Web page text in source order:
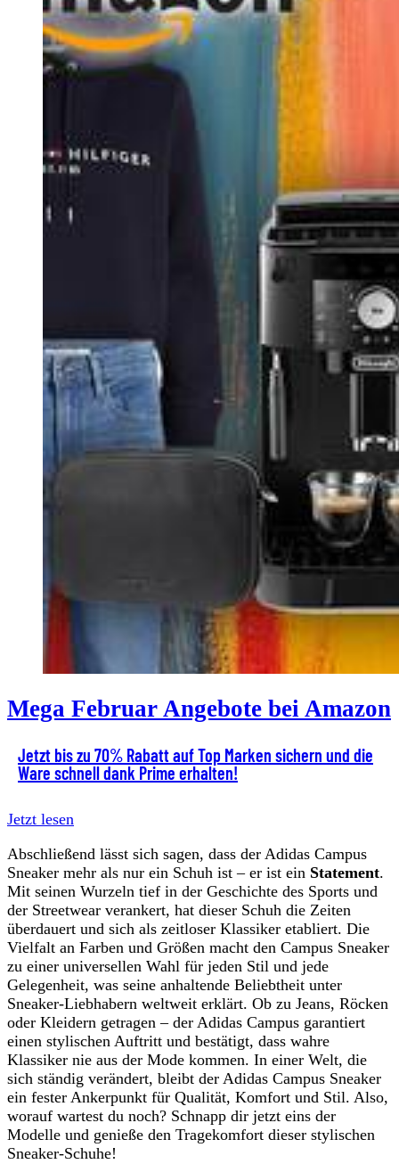
Mega Februar Angebote bei Amazon
Jetzt bis zu 70% Rabatt auf Top Marken sichern und die
Ware schnell dank Prime erhalten!
Jetzt lesen
Abschließend lässt sich sagen, dass der Adidas Campus
Sneaker mehr als nur ein Schuh ist – er ist ein Statement.
Mit seinen Wurzeln tief in der Geschichte des Sports und
der Streetwear verankert, hat dieser Schuh die Zeiten
überdauert und sich als zeitloser Klassiker etabliert. Die
Vielfalt an Farben und Größen macht den Campus Sneaker
zu einer universellen Wahl für jeden Stil und jede
Gelegenheit, was seine anhaltende Beliebtheit unter
Sneaker-Liebhabern weltweit erklärt. Ob zu Jeans, Röcken
oder Kleidern getragen – der Adidas Campus garantiert
einen stylischen Auftritt und bestätigt, dass wahre
Klassiker nie aus der Mode kommen. In einer Welt, die
sich ständig verändert, bleibt der Adidas Campus Sneaker
ein fester Ankerpunkt für Qualität, Komfort und Stil. Also,
worauf wartest du noch? Schnapp dir jetzt eins der
Modelle und genieße den Tragekomfort dieser stylischen
Sneaker-Schuhe!